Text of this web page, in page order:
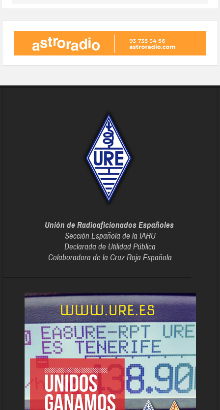
Unión de Radioaficionados Españoles
Sección Española de la IARU
Declarada de Utilidad Pública
Colaboradora de la Cruz Roja Española